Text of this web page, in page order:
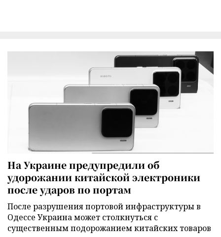
На Украине предупредили об
удорожании китайской электроники
после ударов по портам
После разрушения портовой инфраструктуры в
Одессе Украина может столкнуться с
существенным подорожанием китайских товаров